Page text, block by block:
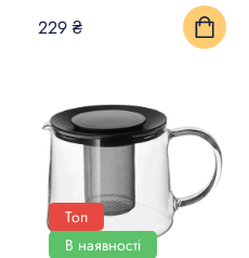
229 ₴
Топ
В наявності